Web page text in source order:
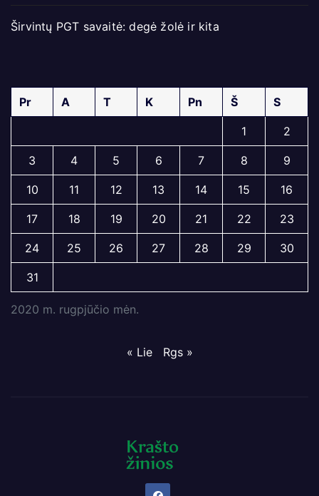
Širvintų PGT savaitė: degė žolė ir kita
2020 m. rugpjūčio mėn.
Pr A T K Pn Š S
1 2
3 4 5 6 7 8 9
10 11 12 13 14 15 16
17 18 19 20 21 22 23
24 25 26 27 28 29 30
31
« Lie Rgs »